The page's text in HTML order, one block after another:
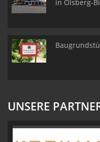
in Olsberg-
UNSERE